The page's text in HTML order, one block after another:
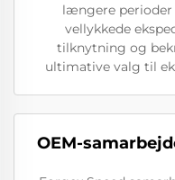
længere perioder
vellykkede
tilknytning og
ultimative valg til
OEM-